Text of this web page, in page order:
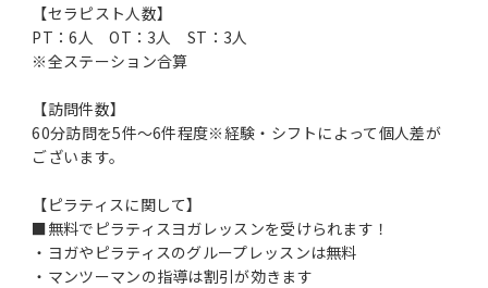
【セラピスト人数】
PT：6人 OT：3人 ST：3人
※全ステーション合算
【訪問件数】
60分訪問を5件～6件程度※経験・シフトによって個人差が
ございます。
【ピラティスに関して】
■無料でピラティスヨガレッスンを受けられます！
・ヨガやピラティスのグループレッスンは無料
・マンツーマンの指導は割引が効きます